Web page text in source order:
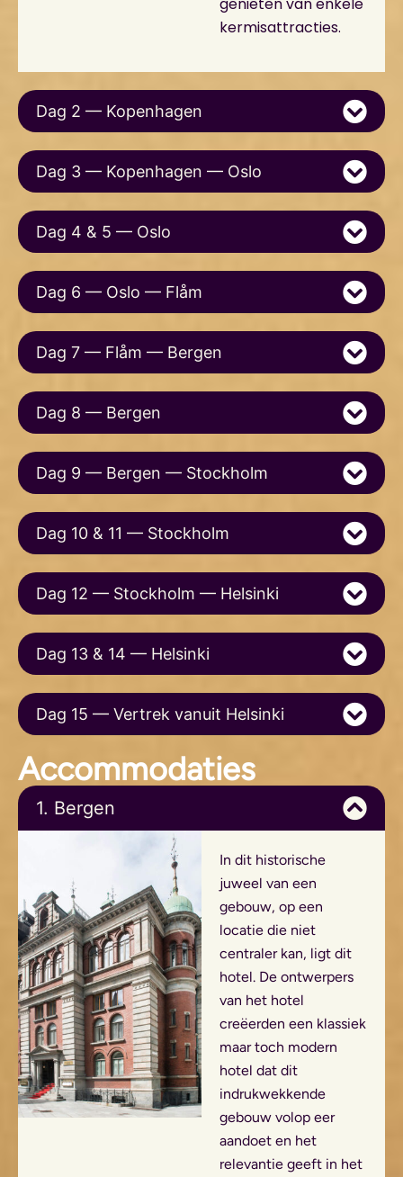
kermisattracties.
Dag 2 — Kopenhagen
Dag 3 — Kopenhagen — Oslo
Dag 4 & 5 — Oslo
Dag 6 — Oslo — Flåm
Dag 7 — Flåm — Bergen
Dag 8 — Bergen
Dag 9 — Bergen — Stockholm
Dag 10 & 11 — Stockholm
Dag 12 — Stockholm — Helsinki
Dag 13 & 14 — Helsinki
Dag 15 — Vertrek vanuit Helsinki
Accommodaties
1. Bergen
In dit historische
juweel van een
gebouw, op een
locatie die niet
centraler kan, ligt dit
hotel. De ontwerpers
van het hotel
creëerden een klassiek
maar toch modern
hotel dat dit
indrukwekkende
gebouw volop eer
aandoet en het
relevantie geeft in het